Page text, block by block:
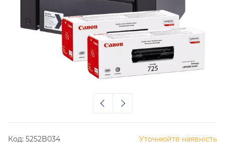
Код: 5252B034 Уточнюйте наявність